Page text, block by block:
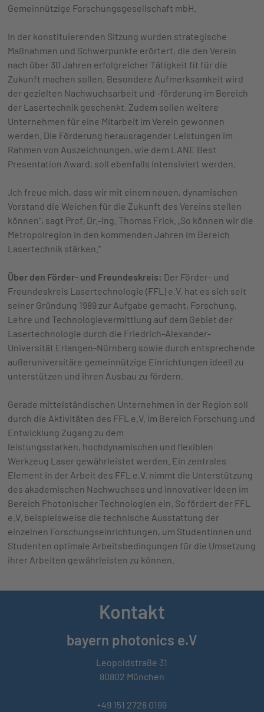
Gemeinnützige Forschungsgesellschaft mbH.
In der konstituierenden Sitzung wurden strategische
Maßnahmen und Schwerpunkte erörtert, die den Verein
nach über 30 Jahren erfolgreicher Tätigkeit fit für die
Zukunft machen sollen. Besondere Aufmerksamkeit wird
der gezielten Nachwuchsarbeit und -förderung im Bereich
der Lasertechnik geschenkt. Zudem sollen weitere
Unternehmen für eine Mitarbeit im Verein gewonnen
werden. Die Förderung herausragender Leistungen im
Rahmen von Auszeichnungen, wie dem LANE Best
Presentation Award, soll ebenfalls intensiviert werden.
„Ich freue mich, dass wir mit einem neuen, dynamischen
Vorstand die Weichen für die Zukunft des Vereins stellen
können“, sagt Prof. Dr.-Ing. Thomas Frick. „So können wir die
Metropolregion in den kommenden Jahren im Bereich
Lasertechnik stärken.“
Über den Förder- und Freundeskreis: Der Förder- und
Freundeskreis Lasertechnologie (FFL) e.V. hat es sich seit
seiner Gründung 1989 zur Aufgabe gemacht, Forschung,
Lehre und Technologievermittlung auf dem Gebiet der
Lasertechnologie durch die Friedrich-Alexander-
Universität Erlangen-Nürnberg sowie durch entsprechende
außeruniversitäre gemeinnützige Einrichtungen ideell zu
unterstützen und ihren Ausbau zu fördern.
Gerade mittelständischen Unternehmen in der Region soll
durch die Aktivitäten des FFL e.V. im Bereich Forschung und
Entwicklung Zugang zu dem
leistungsstarken, hochdynamischen und flexiblen
Werkzeug Laser gewährleistet werden. Ein zentrales
Element in der Arbeit des FFL e.V. nimmt die Unterstützung
des akademischen Nachwuchses und innovativer Ideen im
Bereich Photonischer Technologien ein. So fördert der FFL
e.V. beispielsweise die technische Ausstattung der
einzelnen Forschungseinrichtungen, um Studentinnen und
Studenten optimale Arbeitsbedingungen für die Umsetzung
ihrer Arbeiten gewährleisten zu können.
Kontakt
bayern photonics e.V
Leopoldstraße 31
80802 München
+49 151 2728 0199